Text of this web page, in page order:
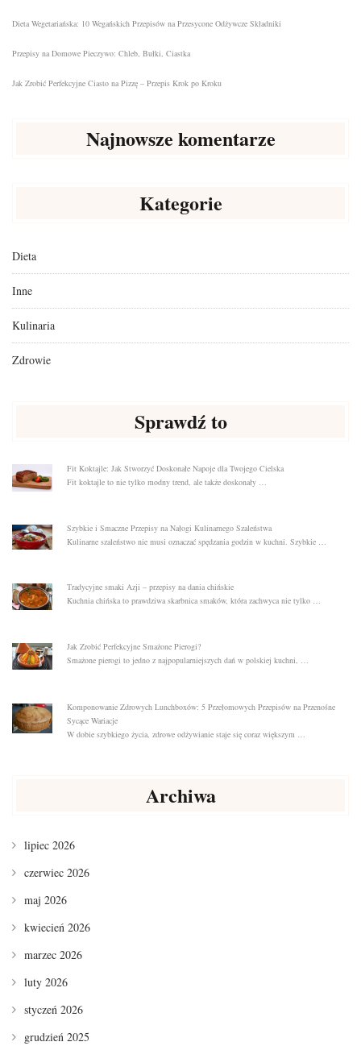
Dieta Wegetariańska: 10 Wegańskich Przepisów na Przesycone Odżywcze Składniki
Przepisy na Domowe Pieczywo: Chleb, Bułki, Ciastka
Jak Zrobić Perfekcyjne Ciasto na Pizzę – Przepis Krok po Kroku
Najnowsze komentarze
Kategorie
Dieta
Inne
Kulinaria
Zdrowie
Sprawdź to
Fit Koktajle: Jak Stworzyć Doskonałe Napoje dla Twojego Cielska
Fit koktajle to nie tylko modny trend, ale także doskonały …
Szybkie i Smaczne Przepisy na Nałogi Kulinarnego Szaleństwa
Kulinarne szaleństwo nie musi oznaczać spędzania godzin w kuchni. Szybkie …
Tradycyjne smaki Azji – przepisy na dania chińskie
Kuchnia chińska to prawdziwa skarbnica smaków, która zachwyca nie tylko …
Jak Zrobić Perfekcyjne Smażone Pierogi?
Smażone pierogi to jedno z najpopularniejszych dań w polskiej kuchni, …
Komponowanie Zdrowych Lunchboxów: 5 Przełomowych Przepisów na Przenośne
Sycące Wariacje
W dobie szybkiego życia, zdrowe odżywianie staje się coraz większym …
Archiwa
lipiec 2026
czerwiec 2026
maj 2026
kwiecień 2026
marzec 2026
luty 2026
styczeń 2026
grudzień 2025